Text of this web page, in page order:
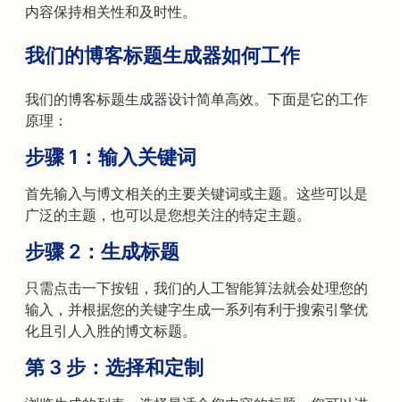
内容保持相关性和及时性。
我们的博客标题生成器如何工作
我们的博客标题生成器设计简单高效。下面是它的工作
原理：
步骤 1：输入关键词
首先输入与博文相关的主要关键词或主题。这些可以是
广泛的主题，也可以是您想关注的特定主题。
步骤 2：生成标题
只需点击一下按钮，我们的人工智能算法就会处理您的
输入，并根据您的关键字生成一系列有利于搜索引擎优
化且引人入胜的博文标题。
第 3 步：选择和定制